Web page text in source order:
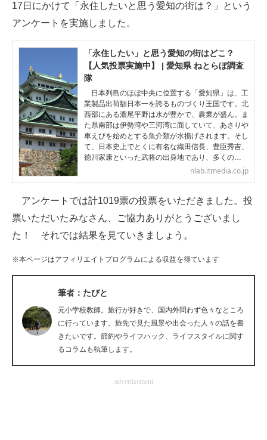
企業ITのトレンドを詳説
経営リーダーのコミュニティ
マーケ×ITの今がよく分かる
ITエンジニア向け専門サイト
企業向けIT製品の総合サイト
IT製品の技術・比較・事例
製造業のIT導入・活用を支援
モノづくり技術者専門サイト
エネルギーの専門メディア
建設×テクノロジーの最前線
ちょっと気になるネットの話題
17日にかけて「永住したいと思う愛知の街は？」という
アンケートを実施しました。
「永住したい」と思う愛知の街はどこ？
【人気投票実施中】 | 愛知県 ねとらぼ調査
隊
日本列島のほぼ中央に位置する「愛知県」は、工
業製品出荷額日本一を誇るものづくり王国です。北
西部にある濃尾平野は水が豊かで、農業が盛ん。ま
た県南部は伊勢湾や三河湾に面していて、あさりや
車えびを始めとする魚介類が水揚げされます。そし
て、日本史上でとくに有名な織田信長、豊臣秀吉、
徳川家康といった武将の出身地であり、多くの…
nlab.itmedia.co.jp
アンケートでは計1019票の投票をいただきました。投
票いただいたみなさん、ご協力ありがとうございまし
た！ それでは結果を見ていきましょう。
※本ページはアフィリエイトプログラムによる収益を得ています
筆者：たびと
元小学校教師。旅行が好きで、国内外問わず色々なところ
に行っています。旅先で見た風景や出会った人々の話を書
きたいです。節約やライフハック、ライフスタイルに関す
るコラムも執筆します。
advertisement